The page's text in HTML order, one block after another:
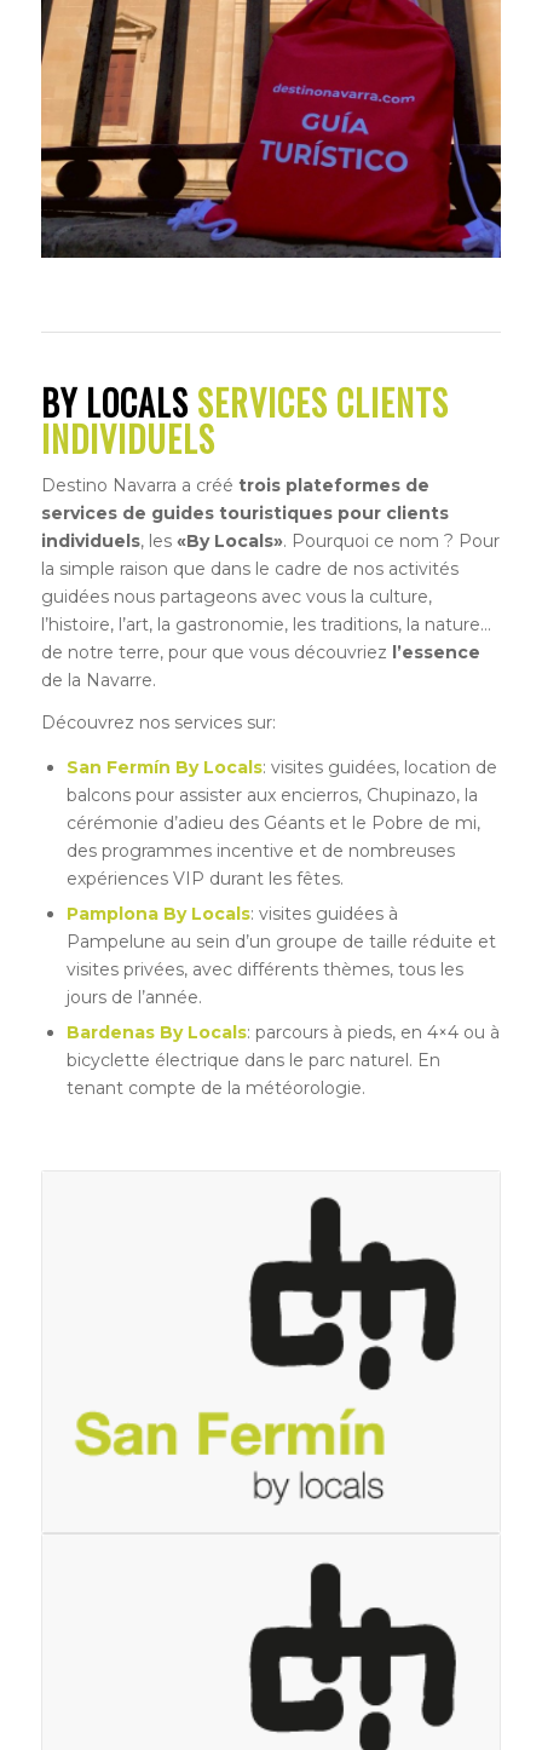
BY LOCALSSERVICES CLIENTS
INDIVIDUELS
Destino Navarra a créé trois plateformes de
services de guides touristiques pour clients
individuels, les «By Locals». Pourquoi ce nom ? Pour
la simple raison que dans le cadre de nos activités
guidées nous partageons avec vous la culture,
l’histoire, l’art, la gastronomie, les traditions, la nature…
de notre terre, pour que vous découvriez l’essence
de la Navarre.
Découvrez nos services sur:
San Fermín By Locals: visites guidées, location de
balcons pour assister aux encierros, Chupinazo, la
cérémonie d’adieu des Géants et le Pobre de mi,
des programmes incentive et de nombreuses
expériences VIP durant les fêtes.
Pamplona By Locals: visites guidées à
Pampelune au sein d’un groupe de taille réduite et
visites privées, avec différents thèmes, tous les
jours de l’année.
Bardenas By Locals: parcours à pieds, en 4×4 ou à
bicyclette électrique dans le parc naturel. En
tenant compte de la météorologie.